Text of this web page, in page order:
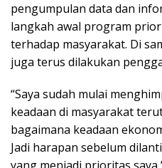
pengumpulan data dan
langkah awal program
terhadap masyarakat. Di
juga terus dilakukan
“Saya sudah mulai
keadaan di masyarakat
bagaimana keadaan
Jadi harapan sebelum